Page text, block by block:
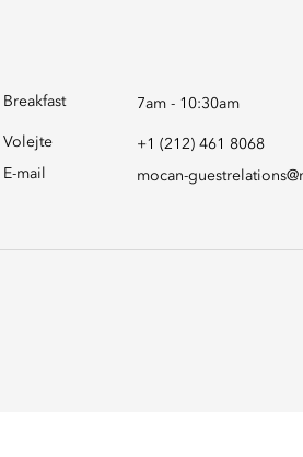
Breakfast 7am - 10:30am
Volejte
+1 (212) 461 8068
E-mail
mocan-